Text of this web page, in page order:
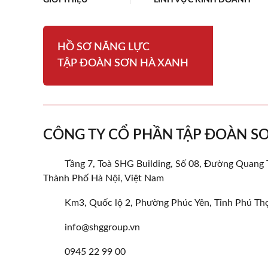
HỒ SƠ NĂNG LỰC
TẬP ĐOÀN SƠN HÀ XANH
CÔNG TY CỔ PHẦN TẬP ĐOÀN
Tầng 7, Toà SHG Building, Số 08, Đường
Thành Phố Hà Nội, Việt Nam
Km3, Quốc lộ 2, Phường Phúc Yên, Tỉnh Phú
info@shggroup.vn
0945 22 99 00